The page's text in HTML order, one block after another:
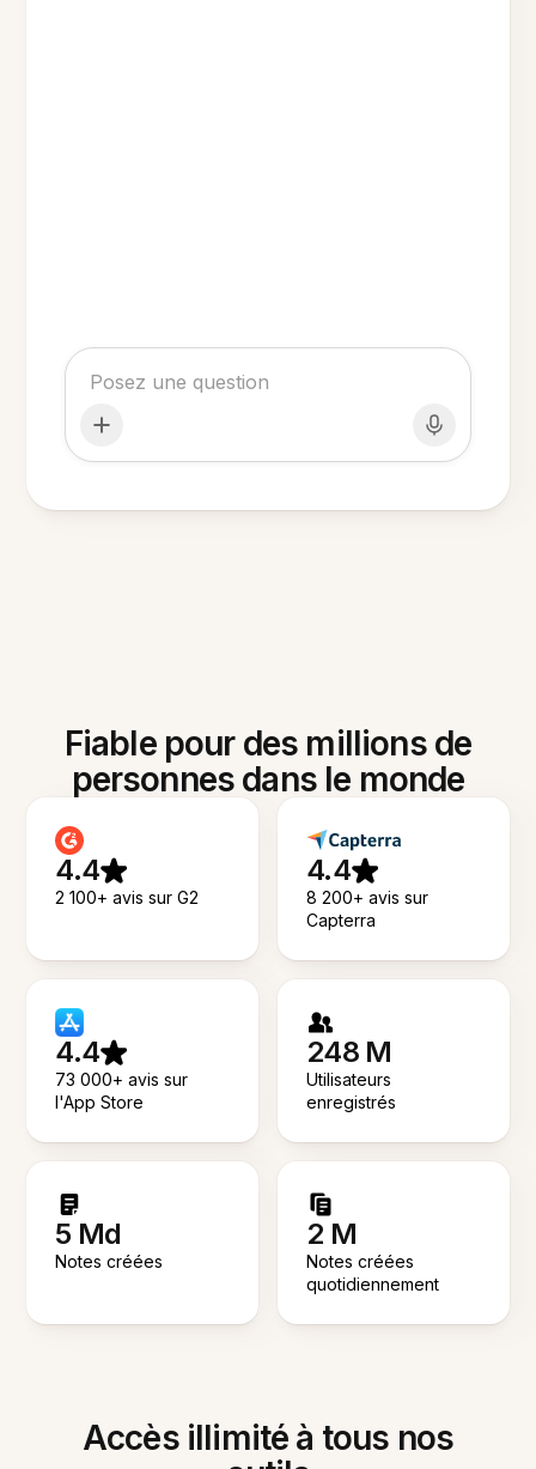
Fiable pour des millions de
personnes dans le monde
4.4
2 100+ avis sur G2
4.4
8 200+ avis sur
Capterra
4.4
73 000+ avis sur
l'App Store
248 M
Utilisateurs
enregistrés
5 Md
Notes créées
2 M
Notes créées
quotidiennement
Accès illimité à tous nos